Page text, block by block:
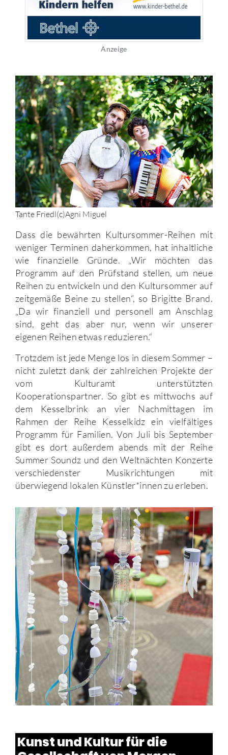
Anzeige
Tante Friedl(c)Agni Miguel
Dass die bewährten Kultursommer-Reihen mit
weniger Terminen daherkommen, hat inhaltliche
wie finanzielle Gründe. „Wir möchten das
Programm auf den Prüfstand stellen, um neue
Reihen zu entwickeln und den Kultursommer auf
zeitgemäße Beine zu stellen“, so Brigitte Brand.
„Da wir finanziell und personell am Anschlag
sind, geht das aber nur, wenn wir unserer
eigenen Reihen etwas reduzieren.“
Trotzdem ist jede Menge los in diesem Sommer –
nicht zuletzt dank der zahlreichen Projekte der
vom Kulturamt unterstützten
Kooperationspartner. So gibt es mittwochs auf
dem Kesselbrink an vier Nachmittagen im
Rahmen der Reihe Kesselkidz ein vielfältiges
Programm für Familien. Von Juli bis September
gibt es dort außerdem abends mit der Reihe
Summer Soundz und den Weltnächten Konzerte
verschiedenster Musikrichtungen mit
überwiegend lokalen Künstler*innen zu erleben.
Kunst und Kultur für die